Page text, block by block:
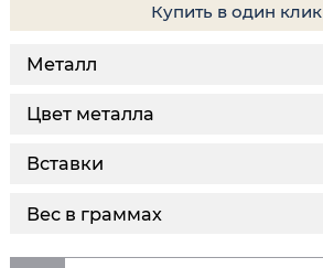
Купить в один клик
Металл
Цвет металла
Вставки
Вес в граммах